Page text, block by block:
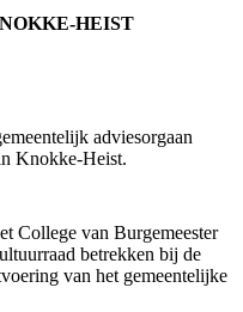
HEIST
adviesorgaan
Knokke-Heist.
College van Burgemeester
betrekken bij de
van het gemeentelijke